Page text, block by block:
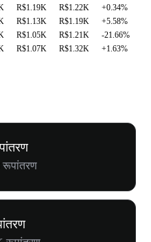
R$1.19K R$1.22K
+0.34%
R$1.13K R$1.19K
+5.58%
R$1.05K R$1.21K
-21.66%
R$1.07K R$1.32K +1.63%